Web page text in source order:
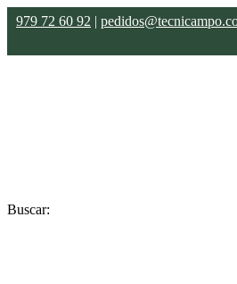
979 72 60 92 |
Buscar: